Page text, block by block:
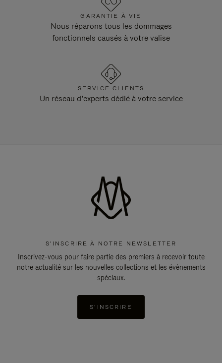
GARANTIE À VIE
Nous réparons tous les dommages
fonctionnels causés à votre valise
SERVICE CLIENTS
Un réseau d’experts dédié à votre service
S'INSCRIRE À NOTRE NEWSLETTER
Inscrivez-vous pour faire partie des premiers à recevoir toute
notre actualité sur les nouvelles collections et les évènements
spéciaux.
S'INSCRIRE